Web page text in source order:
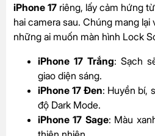
iPhone 17 riêng, lấy cảm hứng
hai camera sau. Chúng mang
những ai muốn màn hình Lock
iPhone 17 Trắng: Sạch
giao diện sáng.
iPhone 17 Đen: Huyền bí,
độ Dark Mode.
iPhone 17 Sage: Màu